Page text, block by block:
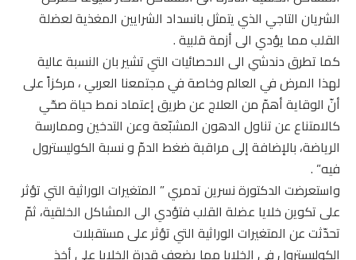
الشريان التاجي الذي يتمثل بانسداد الشرايين المغذية لعضلة
القلب مما يؤدي الى أزمة قلبية .
كما تطرق دندشي الى الاحصائيات التي تشير بان النسبة عالية
لهذا المرض في العالم وخاصة في مجتمعنا العربي ، مركزاً على
أنّ الوقاية أهمّ من العلاج عن طريق إعتماد نمط حياة صحّي
كالامتناع عن تناول الدهون المشبّعة وعن التدخين وممارسة
الرياضة، بالإضافة إلى مراقبة ضغط الدمّ و نسبة الكوليسترول
فيه” .
واستعرضت الدكتورة نسرين تدمري ” المتغيرات الوراثية التي تؤثر
على تكوين خلايا عضلة القلب فتؤدي الى المشاكل الخلقية، ثمّ
تحدّثت عن المتغيرات الوراثية التي تؤثر على مستقبلات
الكوليسترول في الخلايا مما يضعف قدرة الخلايا على أخذ